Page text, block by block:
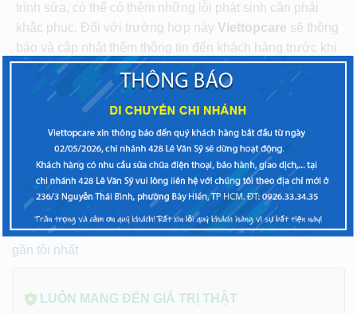
trình sửa, có thể có thêm những lỗi phát sinh cần phải
khắc phục. Đối với trường hợp này Viettopcare sẽ thông
báo và cập nhật thêm thông tin đến khách hàng trước khi
can thiệp sâu hơn vào các linh kiện.
Quý khách vui lòng mang máy đến 1 trong các cửa
hàng Viettopcare TPHCMtại các khu vực: Quận 10,
Quận Bình Thạnh, Quận Tân Bình, Quận Gò Vấp, Quận
Thủ Đức hoặcViettopcare Hà Nội : Thụy Khuê, Quận Tây
Hồ, Quận Ba Đình, Hoàn Kiếm, Cầu Giấy, Đống Đa, Quận
Hai Bà Trưngđể được phục vụ tốt nhất. Tìm trung tâm
gần tôi nhất
LUÔN MANG ĐẾN GIÁ TRỊ THẬT